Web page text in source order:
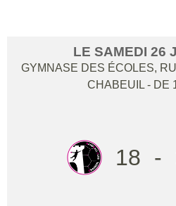
LE SAMEDI 26
GYMNASE DES ÉCOLES,
CHABEUIL - DE
18 -